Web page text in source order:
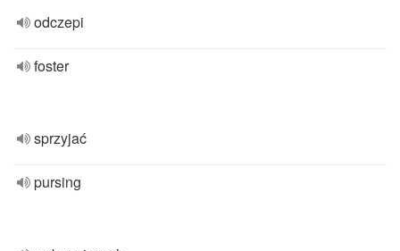
odczepi
foster
sprzyjać
pursing